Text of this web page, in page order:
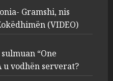
të maskuar
“One Albania”,
u fsheh. A u vodhën
2025
Gramshi, nis
(VIDEO)
“One
u vodhën serverat?